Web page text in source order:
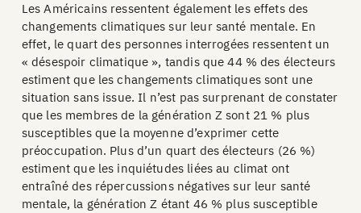
Les Américains ressentent également les effets des
changements climatiques sur leur santé mentale. En
effet, le quart des personnes interrogées ressentent un
« désespoir climatique », tandis que 44 % des électeurs
estiment que les changements climatiques sont une
situation sans issue. Il n’est pas surprenant de constater
que les membres de la génération Z sont 21 % plus
susceptibles que la moyenne d’exprimer cette
préoccupation. Plus d’un quart des électeurs (26 %)
estiment que les inquiétudes liées au climat ont
entraîné des répercussions négatives sur leur santé
mentale, la génération Z étant 46 % plus susceptible